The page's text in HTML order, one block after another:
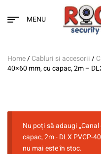
MENU
Home/Cabluri si accesorii/
40×60 mm, cu capac, 2m –
Nu poți să adaugi
capac, 2m - DLX PVCP-
nu mai este în stoc.